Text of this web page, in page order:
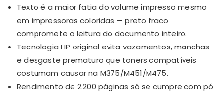
Texto é a maior fatia do volume impresso mesmo
em impressoras coloridas — preto fraco
compromete a leitura do documento inteiro.
Tecnologia HP original evita vazamentos, manchas
e desgaste prematuro que toners compatíveis
costumam causar na M375/M451/M475.
Rendimento de 2.200 páginas só se cumpre com pó